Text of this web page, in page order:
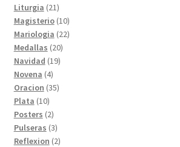
productos
Liturgia 2121
productos
Magisterio 1010
productos
Mariologia 2222
Medallas 2020
productos
Navidad 1919
Novena 44
productos
Oracion 3535
Plata 1010
productos
Posters 22
productos
Pulseras 33
productos
Reflexion 22